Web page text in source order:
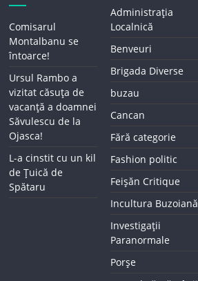
Comisarul
Montalbanu se
întoarce!
Ursul Rambo a
vizitat căsuța de
vacanță a doamnei
Săvulescu de la
Ojasca!
L-a cinstit cu un kil
de Țuică de
Spătaru
Administrația
Localnică
Benveuri
Brigada Diverse
buzau
Cancan
Fără categorie
Fashion politic
Feișăn Critique
Incultura Buzoiană
Investigații
Paranormale
Porșe